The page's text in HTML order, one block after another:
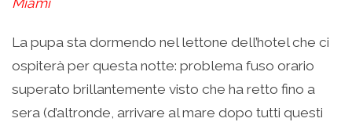
Miami
La pupa sta dormendo nel lettone dell’hotel che ci
ospiterà per questa notte: problema fuso orario
superato brillantemente visto che ha retto fino a
sera (d’altronde, arrivare al mare dopo tutti questi